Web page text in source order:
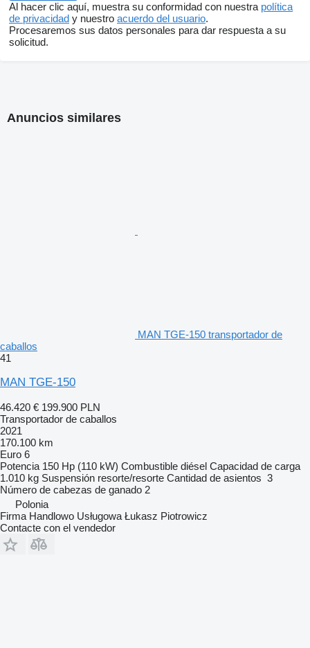
Al hacer clic aquí, muestra su conformidad con nuestra política
de privacidad y nuestro acuerdo del usuario.
Procesaremos sus datos personales para dar respuesta a su
solicitud.
Anuncios similares
MAN TGE-150 transportador de
caballos
41
MAN TGE-150
46.420 € 199.900 PLN
Transportador de caballos
2021
170.100 km
Euro 6
Potencia 150 Hp (110 kW) Combustible diésel Capacidad de carga
1.010 kg Suspensión resorte/resorte Cantidad de asientos 3
Número de cabezas de ganado 2
Polonia
Firma Handlowo Usługowa Łukasz Piotrowicz
Contacte con el vendedor